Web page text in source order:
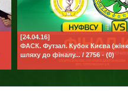
[24.04.16]
ФАСК. Футзал. Кубок Києва
шляху до фіналу... / 2756 - (0)